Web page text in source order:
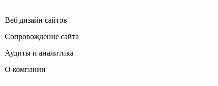
Веб дизайн сайтов
Сопровождение сайта
Аудиты и аналитика
О компании